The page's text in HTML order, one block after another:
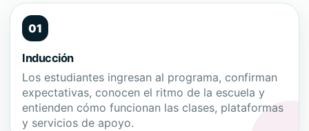
01
Inducción
Los estudiantes ingresan al programa, confirman
expectativas, conocen el ritmo de la escuela y
entienden cómo funcionan las clases, plataformas
y servicios de apoyo.